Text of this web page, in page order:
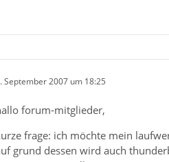
September 2007 um 18:25
forum-mitglieder,
frage: ich möchte mein
grund dessen wird auch